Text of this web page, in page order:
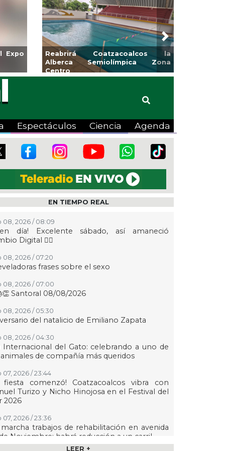
Coatzacoalcos la
Semiolímpica Zona
Invita Ayuntamiento de
a Temporada de Artes
Viva”
Next
Espectáculos Ciencia Agenda
EN TIEMPO REAL
08, 2026 / 08:09
día! Excelente sábado, así amaneció
Digital 👍🏻
08, 2026 / 07:20
frases sobre el sexo
08, 2026 / 07:00
Santoral 08/08/2026
08, 2026 / 05:30
del natalicio de Emiliano Zapata
08, 2026 / 04:30
Internacional del Gato: celebrando a uno de
animales de compañía más queridos
07, 2026 / 23:44
fiesta comenzó! Coatzacoalcos vibra con
Turizo y Nicho Hinojosa en el Festival del
2026
07, 2026 / 23:36
trabajos de rehabilitación en avenida
Noviembre; habrá reducción a un carril
LEER +